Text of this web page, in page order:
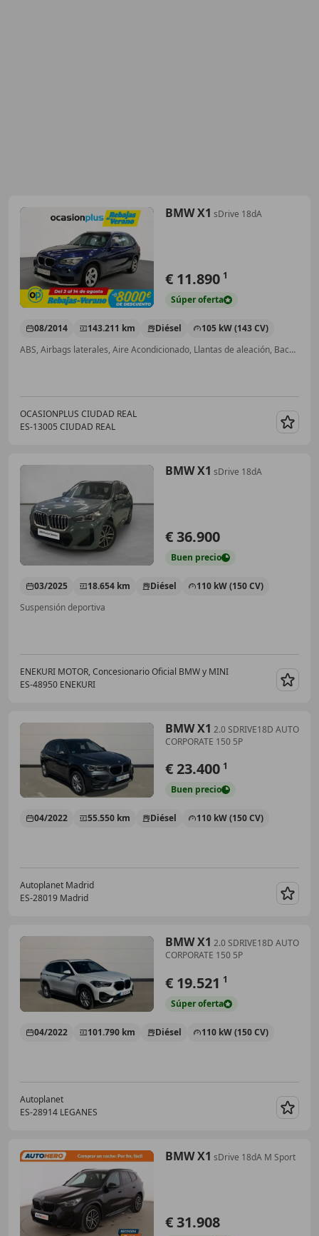
BMW X1 sDrive 18dA
€ 11.890 1
Súperoferta
08/2014 143.211 km Diésel
105 kW (143 CV)
ABS, Airbags laterales, Aire Acondicionado, Llantas de aleación, Baca, Start/Stop automático, Cierre centralizado, Inmovilizador
OCASIONPLUS CIUDAD REAL
ES-13005 CIUDAD REAL
BMW X1 sDrive 18dA
€ 36.900
Buen precio
03/2025 18.654 km Diésel
110 kW (150 CV)
Suspensión deportiva
ENEKURI MOTOR, Concesionario Oficial BMW y MINI
ES-48950 ENEKURI
BMW X1 2.0 SDRIVE18D AUTO
CORPORATE 150 5P
€ 23.400 1
Buen precio
04/2022 55.550 km Diésel 110 kW (150 CV)
Autoplanet Madrid
ES-28019 Madrid
BMW X1 2.0 SDRIVE18D AUTO
CORPORATE 150 5P
€ 19.521 1
Súperoferta
04/2022 101.790 km Diésel 110 kW (150 CV)
Autoplanet
ES-28914 LEGANES
BMW X1 sDrive 18dA M Sport
€ 31.908